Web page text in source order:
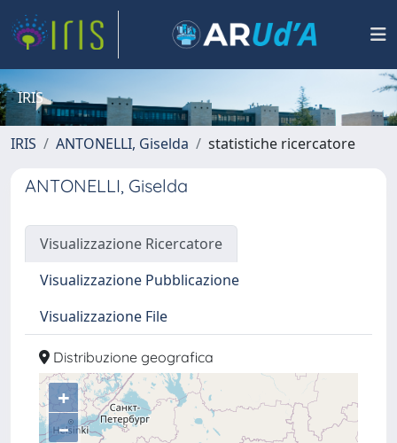
IRIS
IRIS ANTONELLI, Giselda statistiche ricercatore
ANTONELLI, Giselda
Visualizzazione Ricercatore
Visualizzazione Pubblicazione
Visualizzazione File
Distribuzione geografica
+
–